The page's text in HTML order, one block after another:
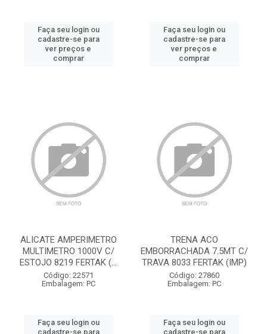
Faça seu login ou
cadastre-se para
ver preços e
comprar
Faça seu login ou
cadastre-se para
ver preços e
comprar
ALICATE AMPERIMETRO
MULTIMETRO 1000V C/
ESTOJO 8219 FERTAK (...
Código: 22571
Embalagem: PC
Faça seu login ou
cadastre-se para
TRENA ACO
EMBORRACHADA 7.5MT C/
TRAVA 8033 FERTAK (IMP)
Código: 27860
Embalagem: PC
Faça seu login ou
cadastre-se para